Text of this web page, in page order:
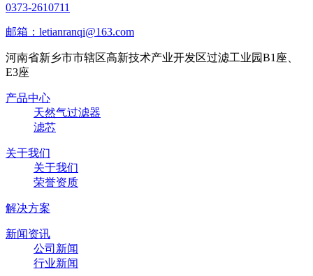
0373-2610711
邮箱：letianranqi@163.com
河南省新乡市市辖区高新技术产业开发区过滤工业园B1座、
E3座
产品中心
天然气过滤器
滤芯
关于我们
关于我们
荣誉资质
解决方案
新闻资讯
公司新闻
行业新闻